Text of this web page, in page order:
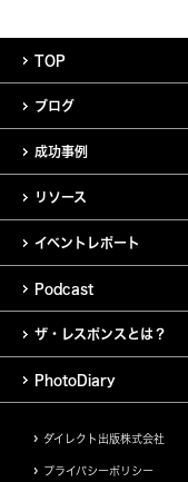
TOP
ブログ
成功事例
リソース
イベントレポート
Podcast
ザ・レスポンスとは？
PhotoDiary
ダイレクト出版株式会社
プライバシーポリシー